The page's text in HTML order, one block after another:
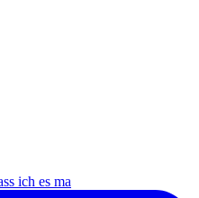
ich es ma